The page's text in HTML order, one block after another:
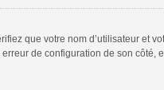
que votre nom d’utilisateur et
de configuration de son côté,